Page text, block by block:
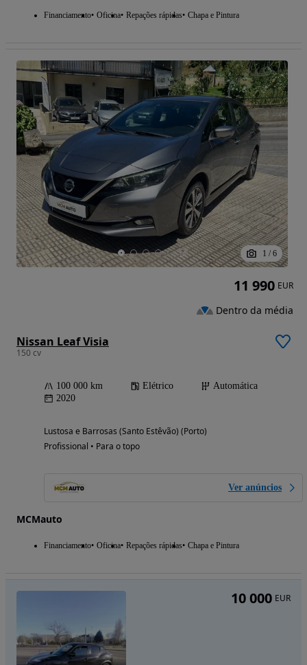
Financiamento Oficina Repações rápidas Chapa e Pintura
1 / 6
Nissan Leaf Visia
150 cv
100 000 km Elétrico
Automática
2020
Lustosa e Barrosas (Santo Estêvão) (Porto)
Profissional • Para o topo
Ver anúncios
MCMauto
Financiamento Oficina Repações rápidas Chapa e Pintura
11 990 EUR
Dentro da média
10 000 EUR